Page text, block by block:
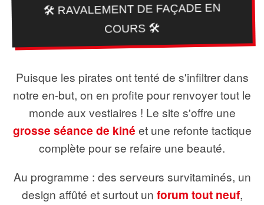
🛠️ RAVALEMENT DE FAÇADE EN
COURS 🛠️
Puisque les pirates ont tenté de s'infiltrer dans
notre en-but, on en profite pour renvoyer tout le
monde aux vestiaires ! Le site s'offre une
grosse séance de kiné et une refonte tactique
complète pour se refaire une beauté.
Au programme : des serveurs survitaminés, un
design affûté et surtout un forum tout neuf,